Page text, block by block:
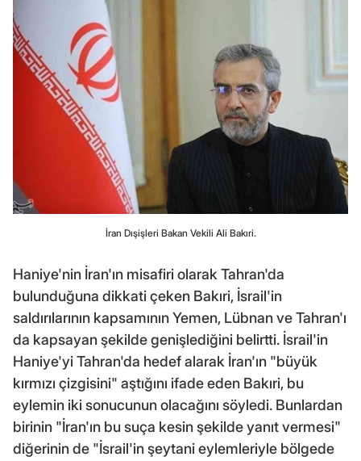
İran Dışişleri Bakan Vekili Ali Bakıri.
Haniye'nin İran'ın misafiri olarak Tahran'da
bulunduğuna dikkati çeken Bakıri, İsrail'in
saldırılarının kapsamının Yemen, Lübnan ve Tahran'ı
da kapsayan şekilde genişlediğini belirtti. İsrail'in
Haniye'yi Tahran'da hedef alarak İran'ın "büyük
kırmızı çizgisini" aştığını ifade eden Bakıri, bu
eylemin iki sonucunun olacağını söyledi. Bunlardan
birinin "İran'ın bu suça kesin şekilde yanıt vermesi"
diğerinin de "İsrail'in şeytani eylemleriyle bölgede